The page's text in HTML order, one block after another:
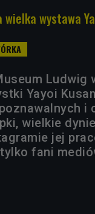
wielka wystawa
Ludwig
Yayoi
i
wielkie
jej
fani